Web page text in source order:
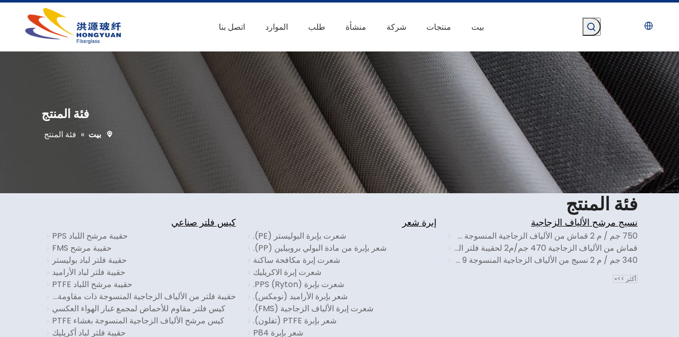
بيت منتجات شركة منشأة طلب الموارد اتصل بنا
فئة المنتج
بيت » فئة المنتج
فئة المنتج
نسيج مرشح الألياف الزجاجية
750 جم / م 2 قماش من الألياف الزجاجية المنسوجة 22 أونصة
قماش من الألياف الزجاجية 470 جم/م2 لحقيبة فلتر الهواء العكسي 14 أونصة
340 جم / م 2 نسيج من الألياف الزجاجية المنسوجة 9 أونصة
أكثر >>»
إبرة شعر
شعرت بإبرة البوليستر (PE).
شعر بإبرة من مادة البولي بروبيلين (PP).
شعرت إبرة مكافحة ساكنة
شعرت إبرة الاكريليك
شعرت بإبرة PPS (Ryton).
شعر بإبرة الأراميد (نومكس).
شعرت إبرة الألياف الزجاجية (FMS).
شعر بإبرة PTFE (تفلون).
شعر بإبرة P84
كيس فلتر صناعي
حقيبة مرشح اللباد PPS
حقيبة مرشح FMS
حقيبة فلتر لباد بوليستر
حقيبة فلتر لباد الأراميد
حقيبة مرشح اللباد PTFE
حقيبة فلتر من الألياف الزجاجية المنسوجة ذات مقاومة للأحماض
كيس فلتر مقاوم للأحماض لمجمع غبار الهواء العكسي
كيس مرشح الألياف الزجاجية المنسوجة بغشاء PTFE
حقيبة فلتر لباد أكريليك